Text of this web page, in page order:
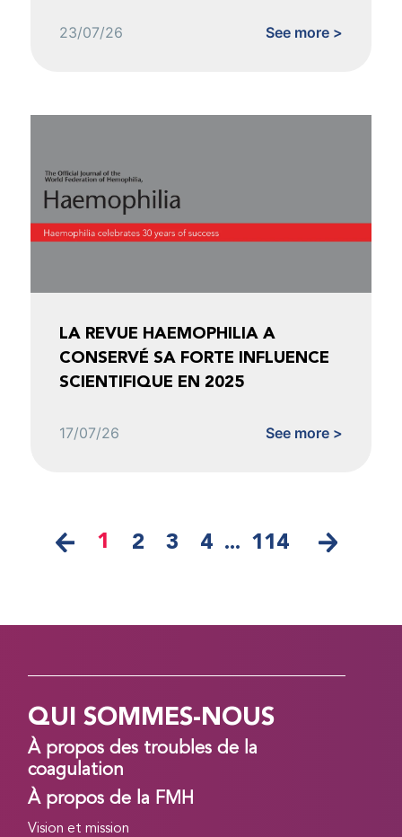
23/07/26 See more >
LA REVUE HAEMOPHILIA A
CONSERVÉ SA FORTE INFLUENCE
SCIENTIFIQUE EN 2025
17/07/26 See more >
1 2 3 4 ... 114
QUI SOMMES-NOUS
À propos des troubles de la
coagulation
À propos de la FMH
Vision et mission